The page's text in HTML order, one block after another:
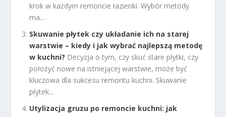
krok w każdym remoncie łazienki. Wybór metody
ma...
Skuwanie płytek czy układanie ich na starej
warstwie – kiedy i jak wybrać najlepszą metodę
w kuchni? Decyzja o tym, czy skuć stare płytki, czy
położyć nowe na istniejącej warstwie, może być
kluczowa dla sukcesu remontu kuchni. Skuwanie
płytek...
Utylizacja gruzu po remoncie kuchni: jak